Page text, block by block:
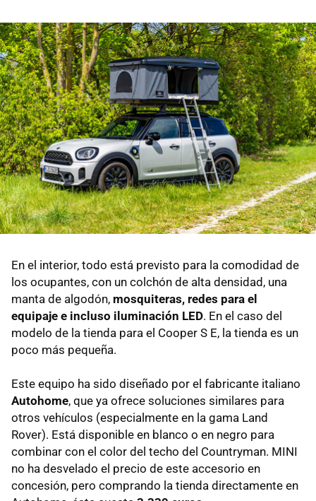
En el interior, todo está previsto para la comodidad de
los ocupantes, con un colchón de alta densidad, una
manta de algodón, mosquiteras, redes para el
equipaje e incluso iluminación LED. En el caso del
modelo de la tienda para el Cooper S E, la tienda es un
poco más pequeña.
Este equipo ha sido diseñado por el fabricante italiano
Autohome, que ya ofrece soluciones similares para
otros vehículos (especialmente en la gama Land
Rover). Está disponible en blanco o en negro para
combinar con el color del techo del Countryman. MINI
no ha desvelado el precio de este accesorio en
concesión, pero comprando la tienda directamente en